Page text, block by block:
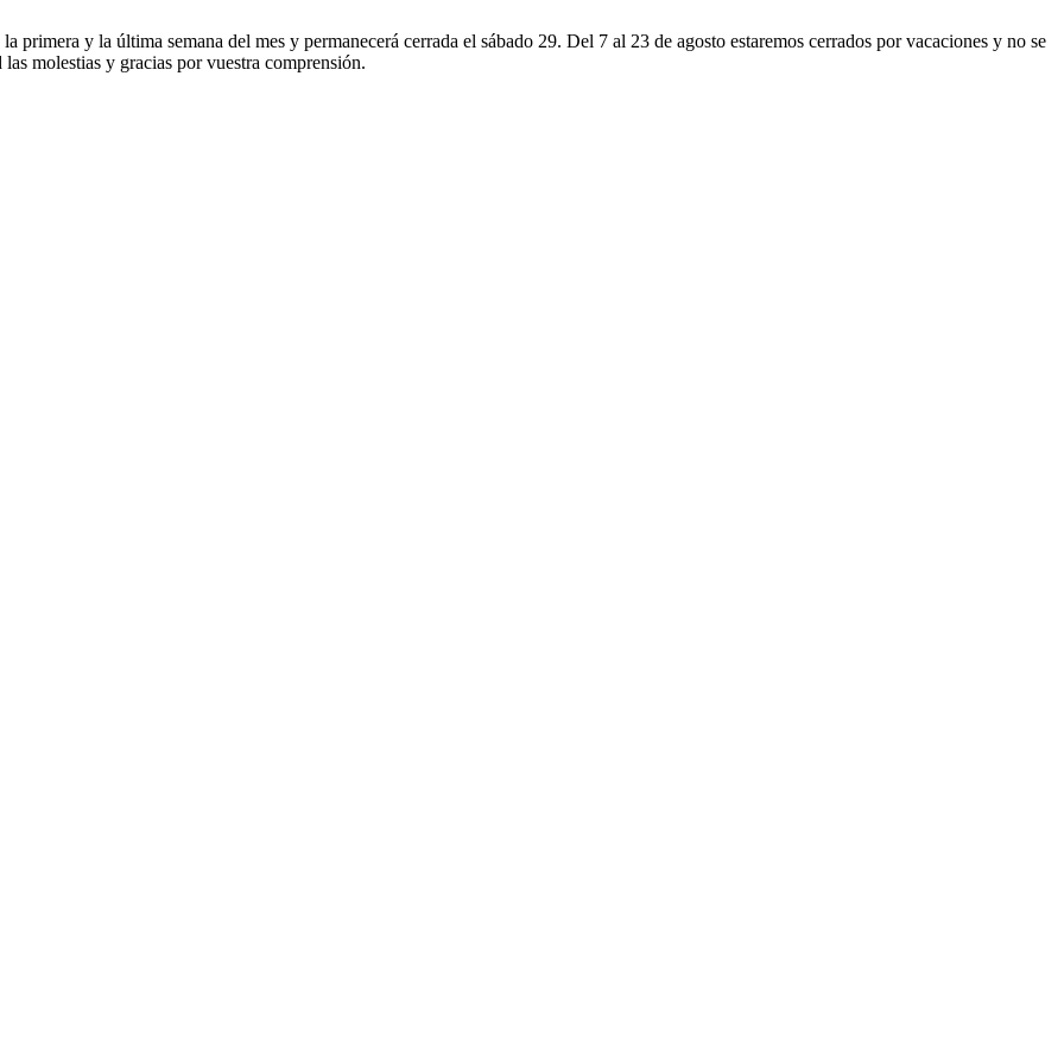
primera y la última semana del mes y permanecerá cerrada el sábado 29. Del 7 al 23 de agosto estaremos cerrados por vacaciones y no se
molestias y gracias por vuestra comprensión.